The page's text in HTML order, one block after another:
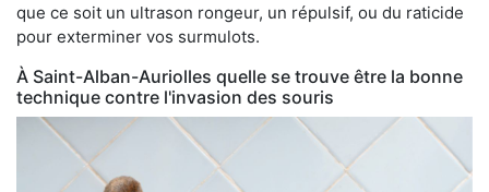
que ce soit un ultrason rongeur, un répulsif, ou du raticide
pour exterminer vos surmulots.
À Saint-Alban-Auriolles quelle se trouve être la bonne
technique contre l'invasion des souris